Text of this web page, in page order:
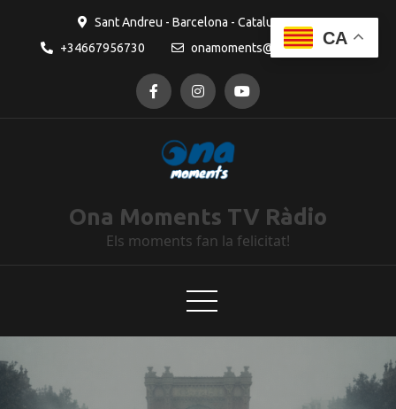
Sant Andreu - Barcelona - Catalunya
+34667956730
onamoments@gmail.com
Ona Moments TV Ràdio
Els moments fan la felicitat!
CA